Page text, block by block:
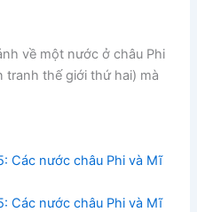
về một nước ở châu Phi
tranh thế giới thứ hai) mà
Các nước châu Phi và Mĩ
Các nước châu Phi và Mĩ